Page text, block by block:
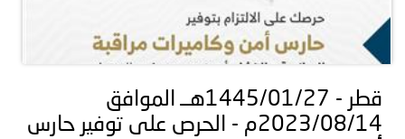
قطر - 1445/01/27هــ الموافق
2023/08/14م - الحرص على توفير حارس